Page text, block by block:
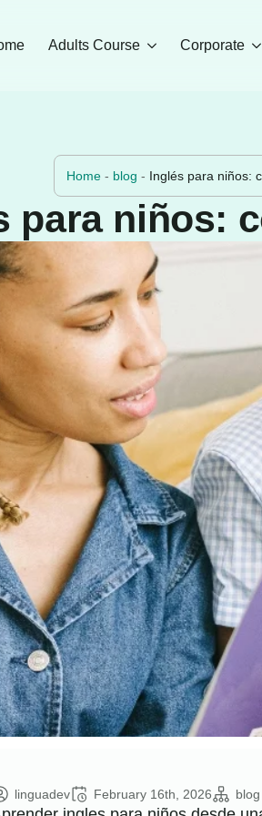
Adults Course Corporate
Home- blog - Inglés para niños:
para niños:
linguadev February 16th, 2026 blog